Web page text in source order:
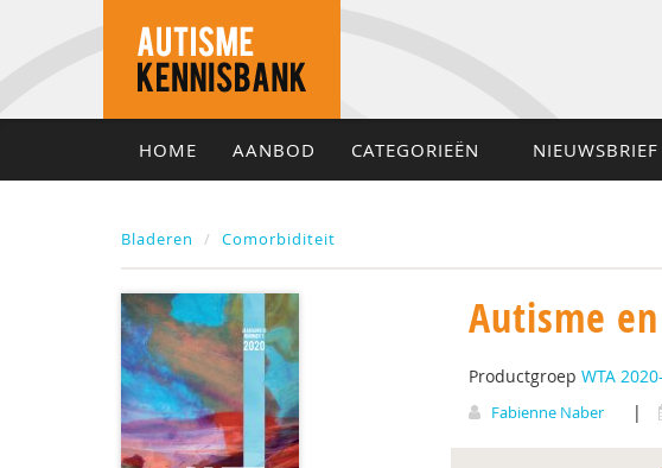
HOME AANBOD CATEGORIEËN NIEUWSBRIEF
Bladeren Comorbiditeit
Autisme
Productgroep WTA
Fabienne Naber |